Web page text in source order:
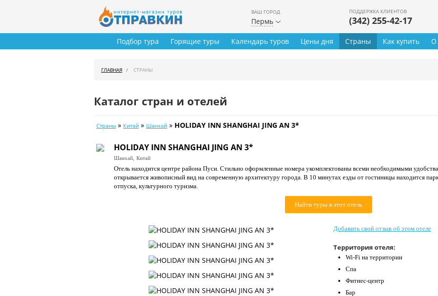
ВАШ ГОРОД
Пермь
ПОДДЕРЖКА КЛИЕНТОВ
(342) 255-42-17
Подбор тура Горящие туры Календарь туров Цены дня Страны Как купить О
ГЛАВНАЯ СТРАНЫ
Каталог стран и отелей
Страны » Китай » Шанхай » HOLIDAY INN SHANGHAI JING AN 3*
HOLIDAY INN SHANGHAI JING AN 3*
Шанхай, Китай
Отель находится центре района Пуси. Стильно оформленные номера укомплектованы всеми необходимыми
открывается живописный вид на современную архитектуру города. В 10 минутах езды от гостиницы находится
отпуска, культурного туризма.
Найти туры в этот отель
Добавить свой отзыв об этом отеле
Территория отеля:
Wi-Fi на территории
Спа
Фитнес-центр
Бар